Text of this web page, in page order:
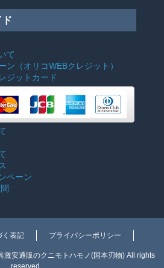
ド
て
ン （オリコWEBクレジット）
ジットカード
ペーン
く表記 プライバシーポリシー
安通販のクニモトハモノ(国本刃物) All rights
reserved.